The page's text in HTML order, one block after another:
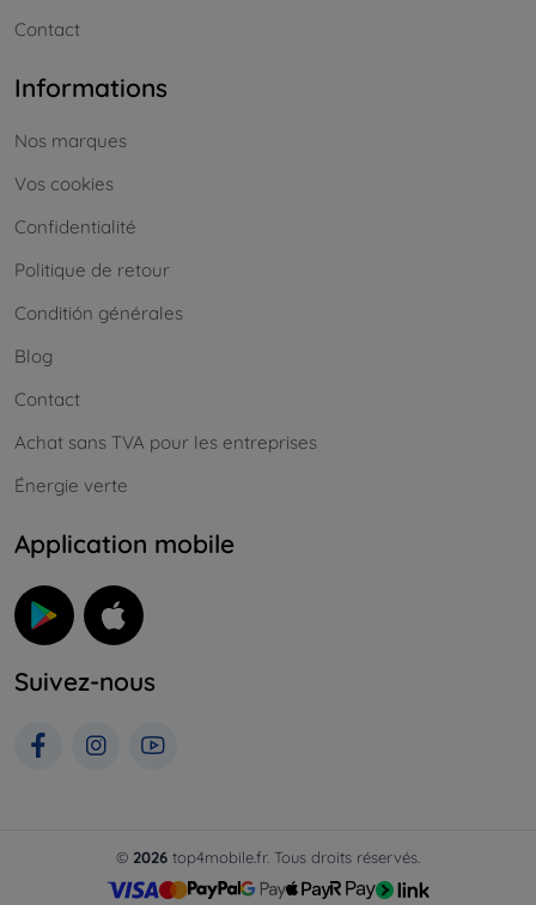
Contact
Informations
Nos marques
Vos cookies
Confidentialité
Politique de retour
Conditión générales
Blog
Contact
Achat sans TVA pour les entreprises
Énergie verte
Application mobile
Suivez-nous
© 2026 top4mobile.fr. Tous droits réservés.